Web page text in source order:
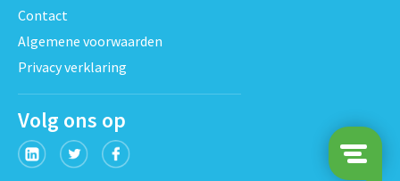
Contact
Algemene voorwaarden
Privacy verklaring
Volg ons op